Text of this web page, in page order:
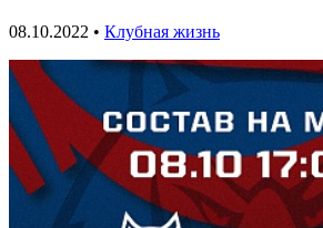
08.10.2022 • Клубная жизнь